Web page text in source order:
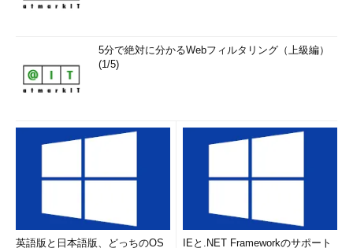
5分で絶対に分かるWebフィルタリング（上級編）
(1/5)
英語版と日本語版、どっちのOS
IEと.NET Frameworkのサポート